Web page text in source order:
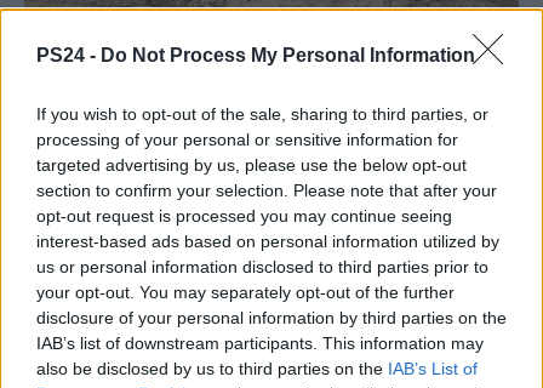
PS24 - Do Not Process My Personal Information
If you wish to opt-out of the sale, sharing to third parties, or
processing of your personal or sensitive information for
targeted advertising by us, please use the below opt-out
section to confirm your selection. Please note that after your
opt-out request is processed you may continue seeing
interest-based ads based on personal information utilized by
us or personal information disclosed to third parties prior to
your opt-out. You may separately opt-out of the further
disclosure of your personal information by third parties on the
IAB’s list of downstream participants. This information may
also be disclosed by us to third parties on the IAB’s List of